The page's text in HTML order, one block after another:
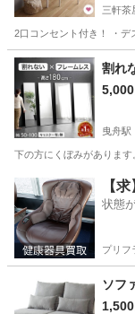
三軒茶
2口コンセント付き！ ・デ
東京 世田谷区 割れ
5,000
曳舟駅
下の方にくぼみがありま
東京 墨田区 曳舟
【
状態
プリフ
ソフ